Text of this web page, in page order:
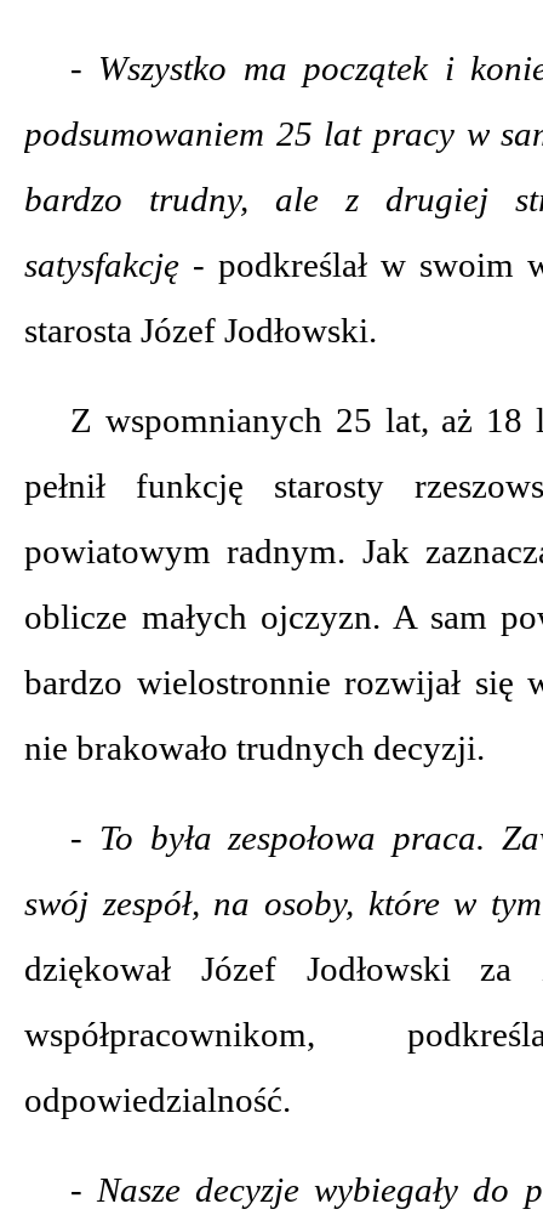
- Wszystko ma początek i
podsumowaniem 25 lat pracy w
bardzo trudny, ale z drugiej
satysfakcję - podkreślał w swoim
starosta Józef Jodłowski.
Z wspomnianych 25 lat, aż 18
pełnił funkcję starosty
powiatowym radnym. Jak
oblicze małych ojczyzn. A sam
bardzo wielostronnie rozwijał się
nie brakowało trudnych decyzji.
- To była zespołowa praca.
swój zespół, na osoby, które w
dziękował Józef Jodłowski za
współpracownikom,
odpowiedzialność.
- Nasze decyzje wybiegały do